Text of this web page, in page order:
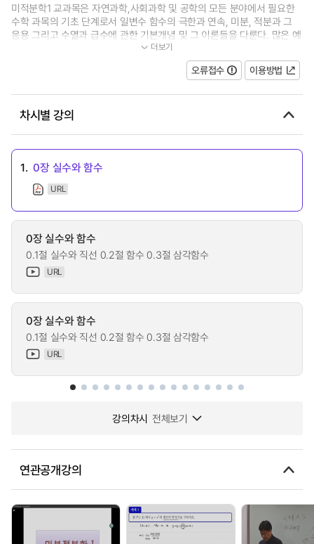
미적분학1 교과목은 자연과학,사회과학 및 공학의 모든 분야에서 필요한
수학 과목의 기초 단계로서 일변수 함수의 극한과 연속, 미분, 적분과 그
응용 그리고 수열과 급수에 관한 기본개념 및 그 이론들을 다룬다. 많은 예
제 문제를 다룸으로써 주어진 문제...더보기
오류접수 이용방법
차시별 강의
1. 0장 실수와 함수
URL
0장 실수와 함수
0.1절 실수와 직선 0.2절 함수 0.3절 삼각함수
URL
0장 실수와 함수
0.1절 실수와 직선 0.2절 함수 0.3절 삼각함수
URL
강의차시 전체보기
연관공개강의